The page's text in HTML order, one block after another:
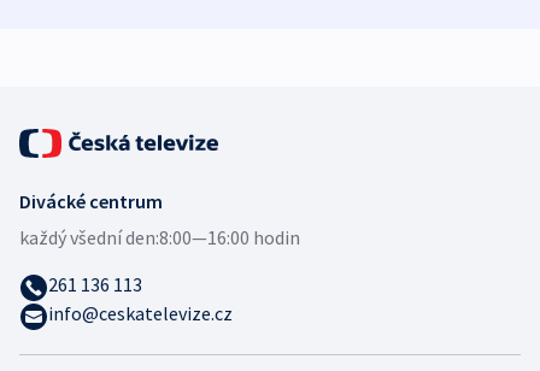
Divácké centrum
každý všední den:8:00—16:00 hodin
261 136 113
info@ceskatelevize.cz